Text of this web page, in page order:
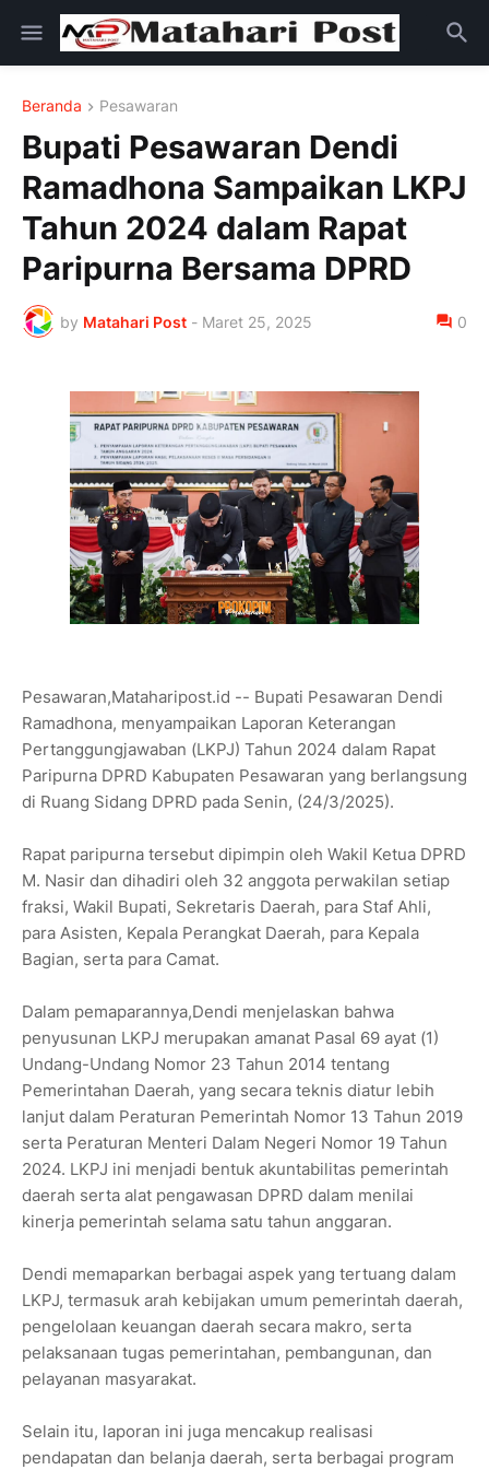
Beranda Pesawaran
Bupati Pesawaran Dendi
Ramadhona Sampaikan LKPJ
Tahun 2024 dalam Rapat
Paripurna Bersama DPRD
by Matahari Post - Maret 25, 2025 0
Pesawaran,Mataharipost.id -- Bupati Pesawaran Dendi
Ramadhona, menyampaikan Laporan Keterangan
Pertanggungjawaban (LKPJ) Tahun 2024 dalam Rapat
Paripurna DPRD Kabupaten Pesawaran yang berlangsung
di Ruang Sidang DPRD pada Senin, (24/3/2025).
Rapat paripurna tersebut dipimpin oleh Wakil Ketua DPRD
M. Nasir dan dihadiri oleh 32 anggota perwakilan setiap
fraksi, Wakil Bupati, Sekretaris Daerah, para Staf Ahli,
para Asisten, Kepala Perangkat Daerah, para Kepala
Bagian, serta para Camat.
Dalam pemaparannya,Dendi menjelaskan bahwa
penyusunan LKPJ merupakan amanat Pasal 69 ayat (1)
Undang-Undang Nomor 23 Tahun 2014 tentang
Pemerintahan Daerah, yang secara teknis diatur lebih
lanjut dalam Peraturan Pemerintah Nomor 13 Tahun 2019
serta Peraturan Menteri Dalam Negeri Nomor 19 Tahun
2024. LKPJ ini menjadi bentuk akuntabilitas pemerintah
daerah serta alat pengawasan DPRD dalam menilai
kinerja pemerintah selama satu tahun anggaran.
Dendi memaparkan berbagai aspek yang tertuang dalam
LKPJ, termasuk arah kebijakan umum pemerintah daerah,
pengelolaan keuangan daerah secara makro, serta
pelaksanaan tugas pemerintahan, pembangunan, dan
pelayanan masyarakat.
Selain itu, laporan ini juga mencakup realisasi
pendapatan dan belanja daerah, serta berbagai program